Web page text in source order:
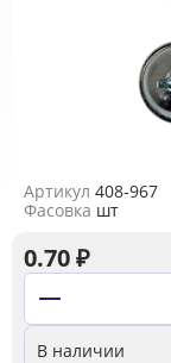
Артикул 408-967
Фасовка шт
0.70₽
В наличии